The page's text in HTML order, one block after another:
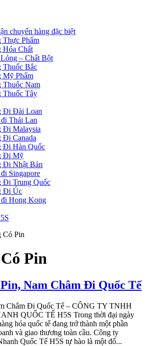
chuyển hàng đặc biệt
Thực Phẩm
Hóa Chất
– Chất Bột
Thuốc Bắc
Mỹ Phẩm
Thuốc Nam
Thuốc Tây
Đi Đài Loan
Thái Lan
Đi Malaysia
Đi Canada
Đi Hàn Quốc
Đi Mỹ
Đi Nhật Bản
Singapore
Đi Trung Quốc
Đi Úc
Hong Kong
Có Pin
Pin
Nam Châm Đi Quốc Tế
Châm Đi Quốc Tế – CÔNG TY TNHH
QUỐC TẾ H5S Trong thời đại ngày
hóa quốc tế đang trở thành một phần
và giao thương toàn cầu. Công ty
Quốc Tế H5S tự hào là một đố...